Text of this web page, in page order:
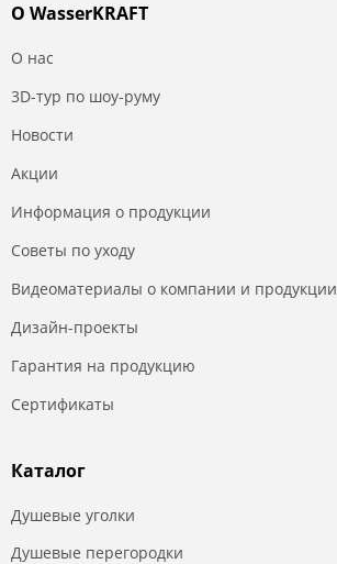
О WasserKRAFT
О нас
3D-тур по шоу-руму
Новости
Акции
Информация о продукции
Советы по уходу
Видеоматериалы о компании и продукции
Дизайн-проекты
Гарантия на продукцию
Сертификаты
Каталог
Душевые уголки
Душевые перегородки